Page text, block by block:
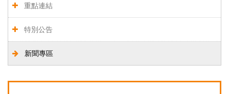
重點連結
特別公告
新聞專區